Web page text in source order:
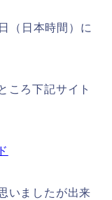
（日本時間）に
ころ下記サイト
いましたが出来